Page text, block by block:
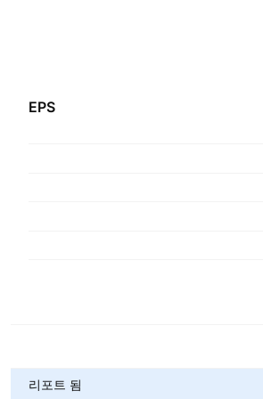
EPS
리포트 됨